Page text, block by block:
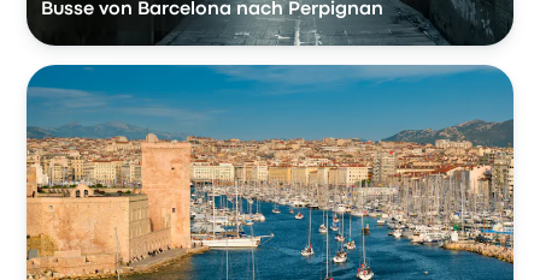
Busse von Barcelona nach Perpignan